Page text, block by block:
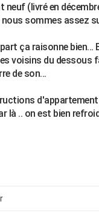
(livré en
sommes assez
ça raisonne bien...
voisins du dessous
de son...
là .. on est bien